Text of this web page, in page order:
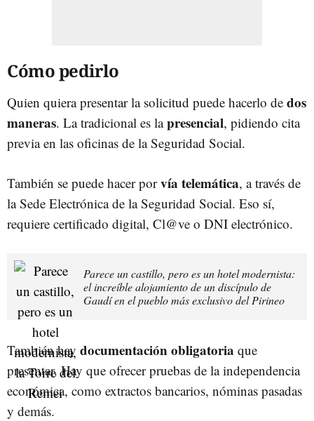
Cómo pedirlo
Quien quiera presentar la solicitud puede hacerlo de dos
maneras. La tradicional es lapresencial, pidiendo cita
previa en las oficinas de la Seguridad Social.
También se puede hacer porvía telemática, a través de
la Sede Electrónica de la Seguridad Social. Eso sí,
requiere certificado digital, Cl@ve o DNI electrónico.
Parece un castillo, pero es un hotel modernista:
el increíble alojamiento de un discípulo de
Gaudí en el pueblo más exclusivo del Pirineo
También hay documentación obligatoria que
presentar. Hay que ofrecer pruebas de la independencia
económica, como extractos bancarios, nóminas pasadas
y demás.